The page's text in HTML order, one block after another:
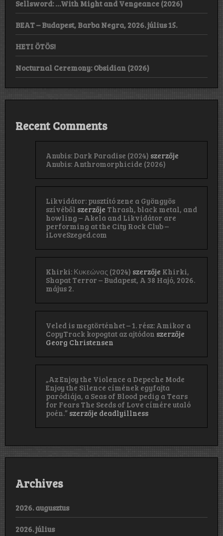
Sellsword: …With Might and Vengeance (2026)
BEAT – Budapest, Barba Negra, 2026. július 15.
HETI ÖTÖS!
Nocturnal Ceremony: Obsidian (2026)
Recent Comments
Anubis: Dark Paradise (2024) szerzője
Anubis: Anthromorphicide (2026)
Likvidátor: pusztító zene a Gyöngyös
szívéből szerzője Thrash, black metal, and
howling – Akela and Likvidátor are
performing at the City Rock Club –
iLoveSzeged.com
Khirki: Κ​υ​κ​ε​ώ​ν​α​ς (2024) szerzője Khirki,
Shapat Terror – Budapest, A 38 Hajó, 2026.
május 2.
Veled is megtörténhet – 1. rész: Amikor a
CopyTrack kopogtat az ajtódon szerzője
Georg Christensen
„Az Enjoy the Violence a Depeche Mode
Enjoy the Silence címének egyfajta
paródiája, a Seas of Blood pedig a Tears
for Fears The Seeds of Love címére utaló
poén.” szerzője deadlyillness
Archives
2026. augusztus
2026. július